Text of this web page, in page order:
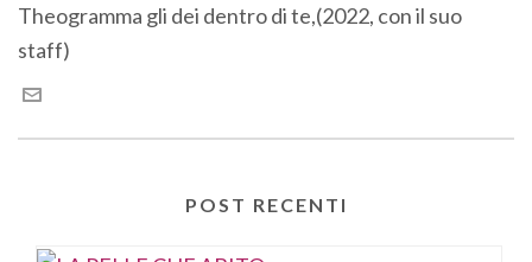
Theogramma gli dei dentro di te,(2022, con il suo
staff)
POST RECENTI